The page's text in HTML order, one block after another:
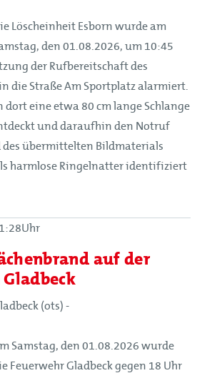
Löscheinheit Esborn wurde am
den 01.08.2026, um 10:45
der Rufbereitschaft des
die Straße Am Sportplatz alarmiert.
eine etwa 80 cm lange Schlange
und daraufhin den Notruf
übermittelten Bildmaterials
harmlose Ringelnatter identifiziert
auf der
(ots) -
Samstag, den 01.08.2026 wurde
Feuerwehr Gladbeck gegen 18 Uhr